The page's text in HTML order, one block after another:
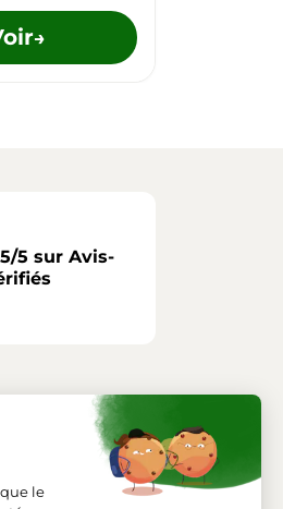
→
5 sur Avis-
à tout
cela nos
les conditions